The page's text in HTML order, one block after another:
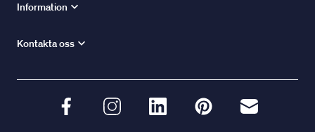
Information
Kontakta oss